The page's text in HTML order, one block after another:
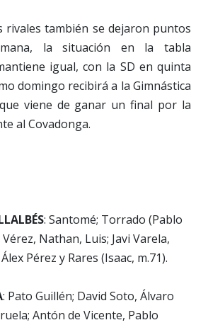
rivales también se dejaron puntos
la situación en la tabla
igual, con la SD en quinta
domingo recibirá a la Gimnástica
viene de ganar un final por la
al Covadonga.
: Santomé; Torrado (Pablo
Vérez, Nathan, Luis; Javi Varela,
Pérez y Rares (Isaac, m.71).
: Pato Guillén; David Soto, Álvaro
Antón de Vicente, Pablo